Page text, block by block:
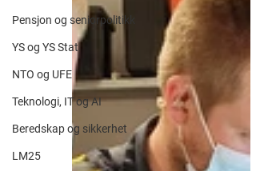
Pensjon og seniorpolitikk
YS og YS Stat
NTO og UFE
Teknologi, IT og AI
Beredskap og sikkerhet
LM25